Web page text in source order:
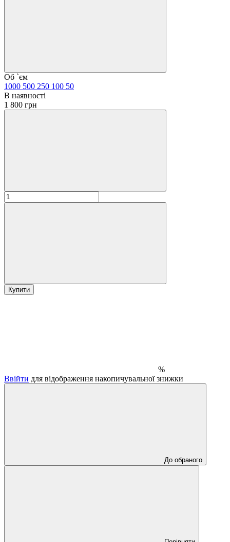
Об `єм
1000 500 250 100 50
В наявності
1 800 грн
Купити
%
Ввійти для відображення накопичувальної знижки
До обраного